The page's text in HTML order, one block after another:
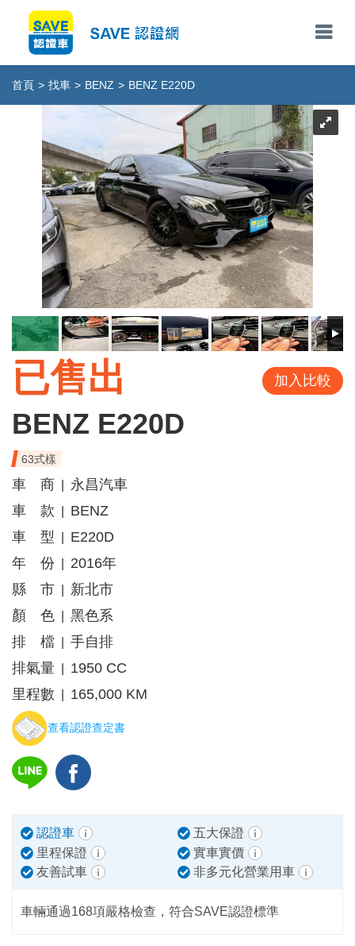
首頁 > 找車 > BENZ > BENZ E220D
已售出 加入比較
BENZ E220D
63式樣
車 商
永昌汽車
車 款
BENZ
車 型
E220D
年 份
2016年
縣 市
新北市
顏 色
黑色系
排 檔
手自排
排氣量
1950 CC
里程數
165,000 KM
查看認證查定書
認證車
五大保證
里程保證
實車實價
友善試車
非多元化營業用車
車輛通過168項嚴格檢查，符合SAVE認證標準